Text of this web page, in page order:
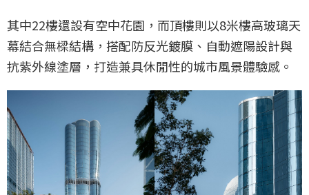
其中22樓還設有空中花園，而頂樓則以8米樓高玻璃天
幕結合無樑結構，搭配防反光鍍膜、自動遮陽設計與
抗紫外線塗層，打造兼具休閒性的城市風景體驗感。